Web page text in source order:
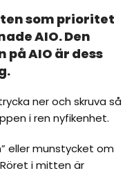
som prioritet
AIO. Den
AIO är dess
ner och skruva så
i ren nyfikenhet.
eller munstycket om
i mitten är